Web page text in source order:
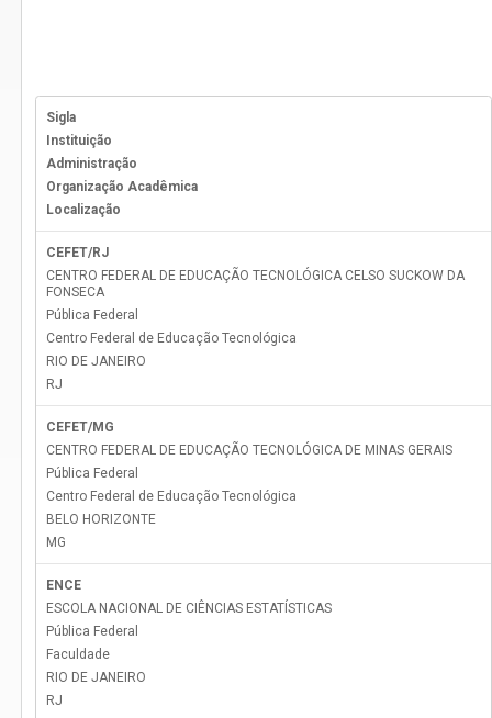
Sigla
Instituição
Administração
Organização Acadêmica
Localização
CEFET/RJ
CENTRO FEDERAL DE EDUCAÇÃO TECNOLÓGICA CELSO SUCKOW DA
FONSECA
Pública Federal
Centro Federal de Educação Tecnológica
RIO DE JANEIRO
RJ
CEFET/MG
CENTRO FEDERAL DE EDUCAÇÃO TECNOLÓGICA DE MINAS GERAIS
Pública Federal
Centro Federal de Educação Tecnológica
BELO HORIZONTE
MG
ENCE
ESCOLA NACIONAL DE CIÊNCIAS ESTATÍSTICAS
Pública Federal
Faculdade
RIO DE JANEIRO
RJ